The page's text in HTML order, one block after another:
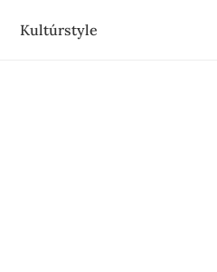
Kultúrstyle